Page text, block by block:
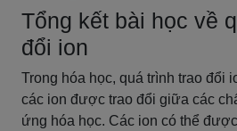
Tổng kết bài học về
đổi ion
Trong hóa học, quá trình trao đổi
các ion được trao đổi giữa các
ứng hóa học. Các ion có thể